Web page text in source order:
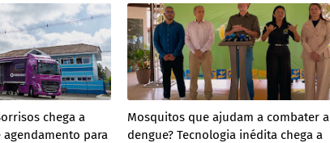
chega a
para
Mosquitos que ajudam a combater a
dengue? Tecnologia inédita chega a